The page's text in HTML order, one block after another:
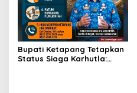
Bupati Ketapang Tetapkan
Status Siaga Karhutla: